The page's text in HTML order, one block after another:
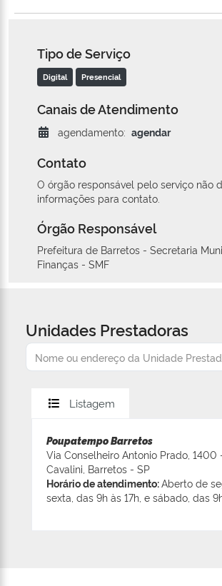
Tipo de Serviço
Digital Presencial
Canais de Atendimento
agendamento: agendar
Contato
O órgão responsável pelo serviço não
informações para contato.
Órgão Responsável
Prefeitura de Barretos - Secretaria
Finanças - SMF
Unidades Prestadoras
Listagem
Poupatempo Barretos
Via Conselheiro Antonio Prado, 1400
Cavalini, Barretos - SP
Horário de atendimento:Aberto de
sexta, das 9h às 17h, e sábado, das